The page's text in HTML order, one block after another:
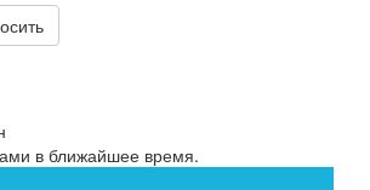
в ближайшее время.